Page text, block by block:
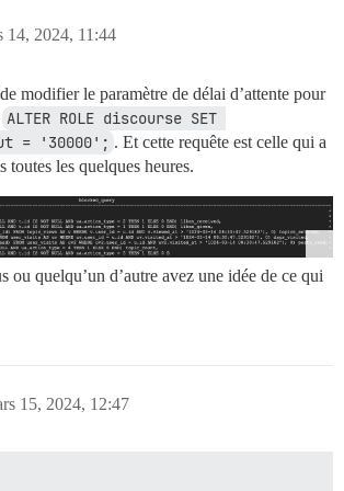
14, 2024, 11:44
modifier le paramètre de délai d’attente pour
ALTER ROLE discourse SET
= '30000'; . Et cette requête est celle qui a
toutes les quelques heures.
ou quelqu’un d’autre avez une idée de ce qui
15, 2024, 12:47